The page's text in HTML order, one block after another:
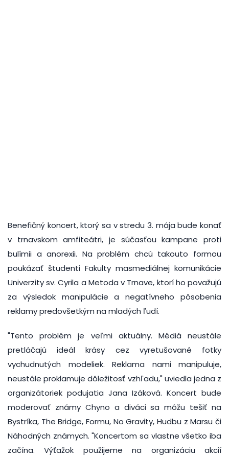
Benefičný koncert, ktorý sa v stredu 3. mája bude konať
v trnavskom amfiteátri, je súčasťou kampane proti
bulímii a anorexii. Na problém chcú takouto formou
poukázať študenti Fakulty masmediálnej komunikácie
Univerzity sv. Cyrila a Metoda v Trnave, ktorí ho považujú
za výsledok manipulácie a negatívneho pôsobenia
reklamy predovšetkým na mladých ľudí.
"Tento problém je veľmi aktuálny. Médiá neustále
pretláčajú ideál krásy cez vyretušované fotky
vychudnutých modeliek. Reklama nami manipuluje,
neustále proklamuje dôležitosť vzhľadu," uviedla jedna z
organizátoriek podujatia Jana Izáková. Koncert bude
moderovať známy Chyno a diváci sa môžu tešiť na
Bystríka, The Bridge, Formu, No Gravity, Hudbu z Marsu či
Náhodných známych. "Koncertom sa vlastne všetko iba
začína. Výťažok použijeme na organizáciu akcií